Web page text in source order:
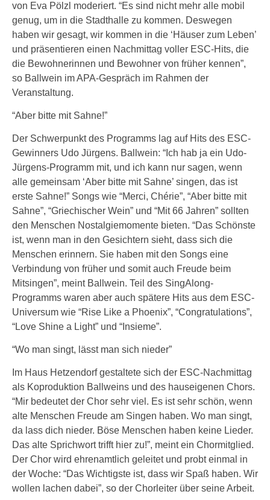
von Eva Pölzl moderiert. “Es sind nicht mehr alle mobil
genug, um in die Stadthalle zu kommen. Deswegen
haben wir gesagt, wir kommen in die ‘Häuser zum Leben’
und präsentieren einen Nachmittag voller ESC-Hits, die
die Bewohnerinnen und Bewohner von früher kennen”,
so Ballwein im APA-Gespräch im Rahmen der
Veranstaltung.
“Aber bitte mit Sahne!”
Der Schwerpunkt des Programms lag auf Hits des ESC-
Gewinners Udo Jürgens. Ballwein: “Ich hab ja ein Udo-
Jürgens-Programm mit, und ich kann nur sagen, wenn
alle gemeinsam ‘Aber bitte mit Sahne’ singen, das ist
erste Sahne!” Songs wie “Merci, Chérie”, “Aber bitte mit
Sahne”, “Griechischer Wein” und “Mit 66 Jahren” sollten
den Menschen Nostalgiemomente bieten. “Das Schönste
ist, wenn man in den Gesichtern sieht, dass sich die
Menschen erinnern. Sie haben mit den Songs eine
Verbindung von früher und somit auch Freude beim
Mitsingen”, meint Ballwein. Teil des SingAlong-
Programms waren aber auch spätere Hits aus dem ESC-
Universum wie “Rise Like a Phoenix”, “Congratulations”,
“Love Shine a Light” und “Insieme”.
“Wo man singt, lässt man sich nieder”
Im Haus Hetzendorf gestaltete sich der ESC-Nachmittag
als Koproduktion Ballweins und des hauseigenen Chors.
“Mir bedeutet der Chor sehr viel. Es ist sehr schön, wenn
alte Menschen Freude am Singen haben. Wo man singt,
da lass dich nieder. Böse Menschen haben keine Lieder.
Das alte Sprichwort trifft hier zu!”, meint ein Chormitglied.
Der Chor wird ehrenamtlich geleitet und probt einmal in
der Woche: “Das Wichtigste ist, dass wir Spaß haben. Wir
wollen lachen dabei”, so der Chorleiter über seine Arbeit.